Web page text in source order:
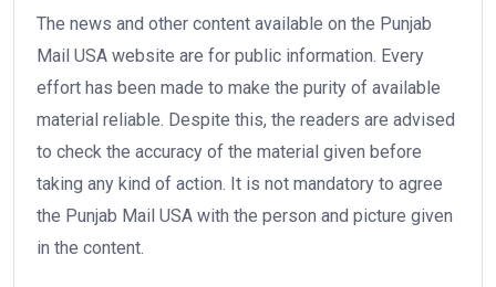
The news and other content available on the Punjab
Mail USA website are for public information. Every
effort has been made to make the purity of available
material reliable. Despite this, the readers are advised
to check the accuracy of the material given before
taking any kind of action. It is not mandatory to agree
the Punjab Mail USA with the person and picture given
in the content.